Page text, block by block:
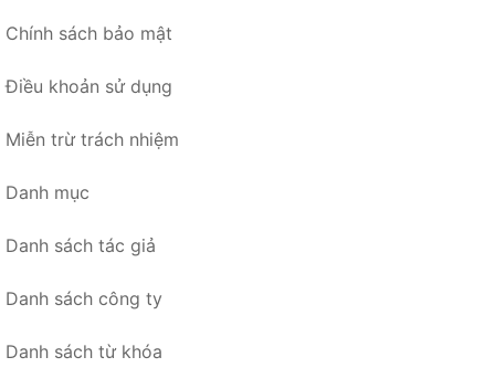
Chính sách bảo mật
Điều khoản sử dụng
Miễn trừ trách nhiệm
Danh mục
Danh sách tác giả
Danh sách công ty
Danh sách từ khóa